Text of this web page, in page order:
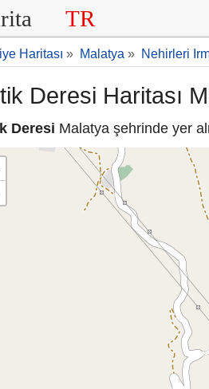
TR
Haritası » Malatya » Nehirleri
Deresi Haritası
Deresi Malatya şehrinde yer